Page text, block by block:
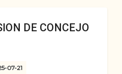
DE CONCEJO
07-21